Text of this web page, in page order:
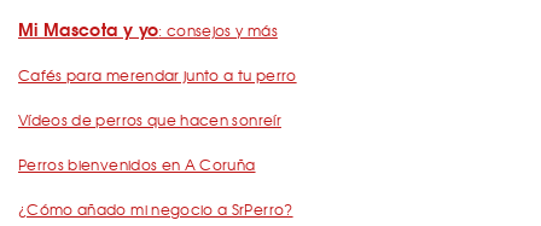
Mi Mascota y yo: consejos y más
Cafés para merendar junto a tu perro
Vídeos de perros que hacen sonreír
Perros bienvenidos en A Coruña
¿Cómo añado mi negocio a SrPerro?